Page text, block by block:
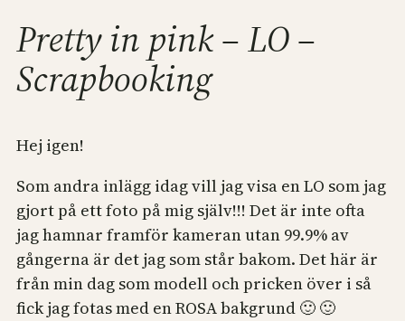
Pretty in pink – LO –
Scrapbooking
Hej igen!
Som andra inlägg idag vill jag visa en LO som jag
gjort på ett foto på mig själv!!! Det är inte ofta
jag hamnar framför kameran utan 99.9% av
gångerna är det jag som står bakom. Det här är
från min dag som modell och pricken över i så
fick jag fotas med en ROSA bakgrund 🙂 🙂